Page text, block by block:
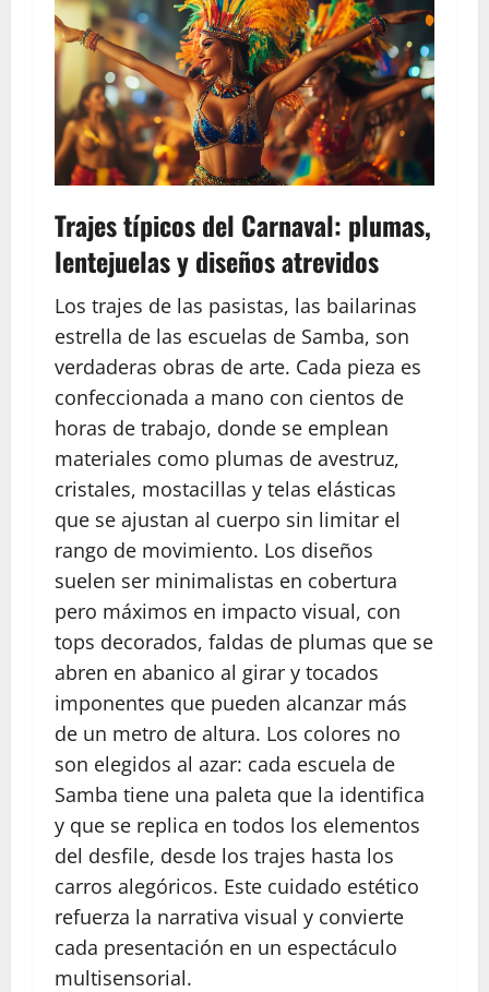
Trajes típicos del Carnaval: plumas,
lentejuelas y diseños atrevidos
Los trajes de las pasistas, las bailarinas
estrella de las escuelas de Samba, son
verdaderas obras de arte. Cada pieza es
confeccionada a mano con cientos de
horas de trabajo, donde se emplean
materiales como plumas de avestruz,
cristales, mostacillas y telas elásticas
que se ajustan al cuerpo sin limitar el
rango de movimiento. Los diseños
suelen ser minimalistas en cobertura
pero máximos en impacto visual, con
tops decorados, faldas de plumas que se
abren en abanico al girar y tocados
imponentes que pueden alcanzar más
de un metro de altura. Los colores no
son elegidos al azar: cada escuela de
Samba tiene una paleta que la identifica
y que se replica en todos los elementos
del desfile, desde los trajes hasta los
carros alegóricos. Este cuidado estético
refuerza la narrativa visual y convierte
cada presentación en un espectáculo
multisensorial.